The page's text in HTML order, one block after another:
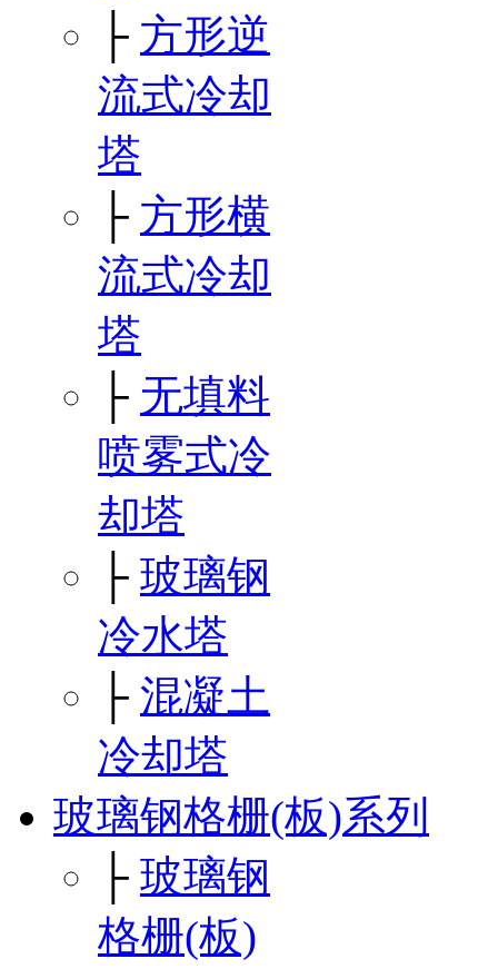
├ 方形逆
流式冷却
塔
├ 方形横
流式冷却
塔
├ 无填料
喷雾式冷
却塔
├ 玻璃钢
冷水塔
├ 混凝土
冷却塔
玻璃钢格栅(板)系列
├ 玻璃钢
格栅(板)